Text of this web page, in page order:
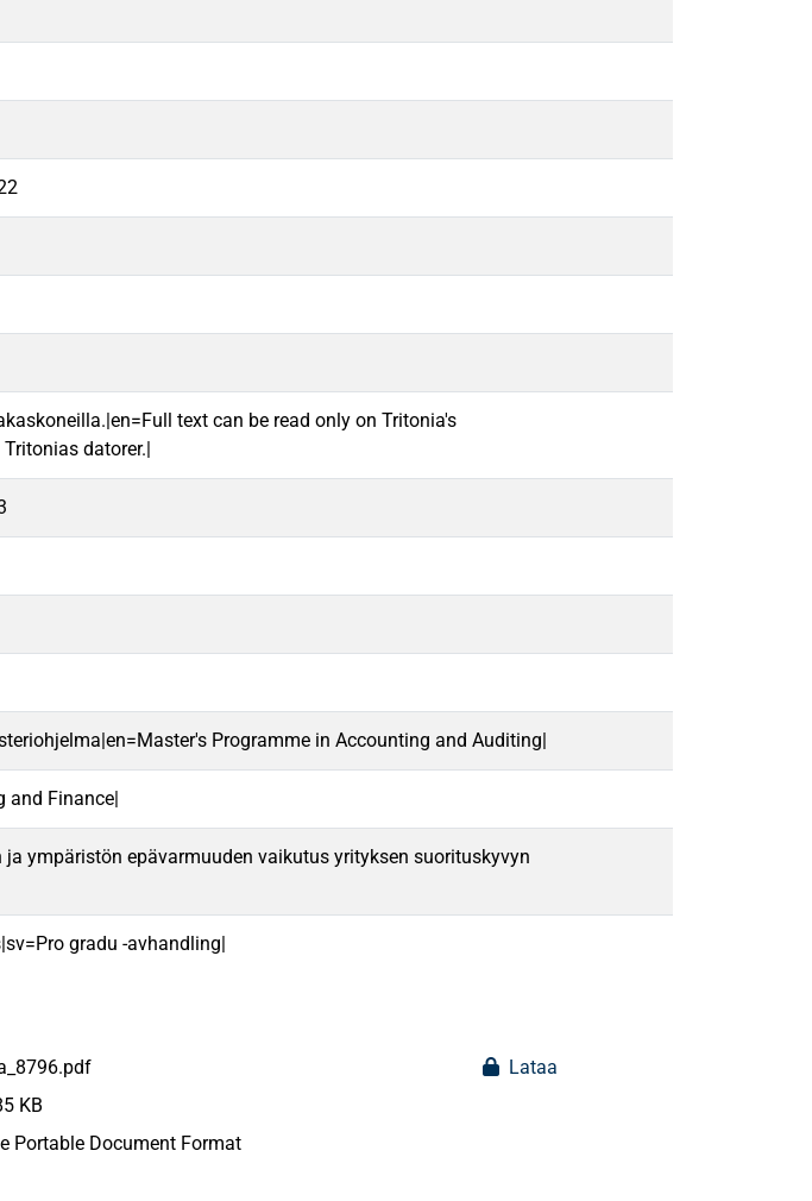
text can be read only on Tritonia's
datorer.|
Programme in Accounting and Auditing|
and Finance|
ympäristön epävarmuuden vaikutus yrityksen suorituskyvyn
gradu -avhandling|
KB
Portable Document Format
Lataa